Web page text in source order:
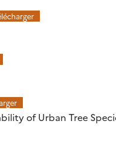
of Urban Tree